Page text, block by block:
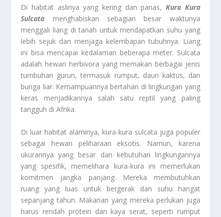
Di habitat aslinya yang kering dan panas, KuraKura
Sulcata menghabiskan sebagian besar waktunya
menggali liang di tanah untuk mendapatkan suhu yang
lebih sejuk dan menjaga kelembapan tubuhnya. Liang
ini bisa mencapai kedalaman beberapa meter. Sulcata
adalah hewan herbivora yang memakan berbagai jenis
tumbuhan gurun, termasuk rumput, daun kaktus, dan
bunga liar. Kemampuannya bertahan di lingkungan yang
keras menjadikannya salah satu reptil yang paling
tangguh di Afrika.
Di luar habitat alaminya, kura-kura sulcata juga populer
sebagai hewan peliharaan eksotis. Namun, karena
ukurannya yang besar dan kebutuhan lingkungannya
yang spesifik, memelihara kura-kura ini memerlukan
komitmen jangka panjang. Mereka membutuhkan
ruang yang luas untuk bergerak dan suhu hangat
sepanjang tahun. Makanan yang mereka perlukan juga
harus rendah protein dan kaya serat, seperti rumput